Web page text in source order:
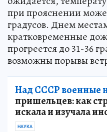
при прояснении
градусов. Днем
кратковременные
прогреется до 31-36
возможны порывы
Над СССР военные
пришельцев: как
искала и изучала
НАУКА